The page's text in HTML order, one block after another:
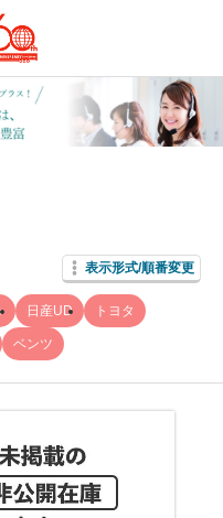
表示形式/順番変更
日産UD トヨタ
ベンツ